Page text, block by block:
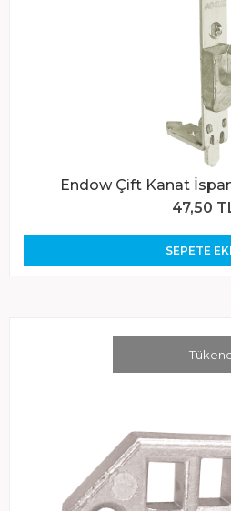
Endow Çift Kanat
47,50
SEPETE